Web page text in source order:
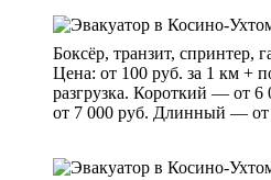
Боксёр, транзит, спринтер,
Цена: от 100 руб. за 1 км +
разгрузка. Короткий — от
от 7 000 руб. Длинный — от